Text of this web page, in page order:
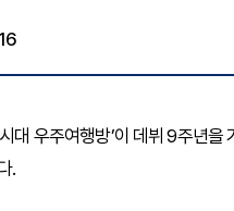
대 우주여행방’이 데뷔 9주년
.